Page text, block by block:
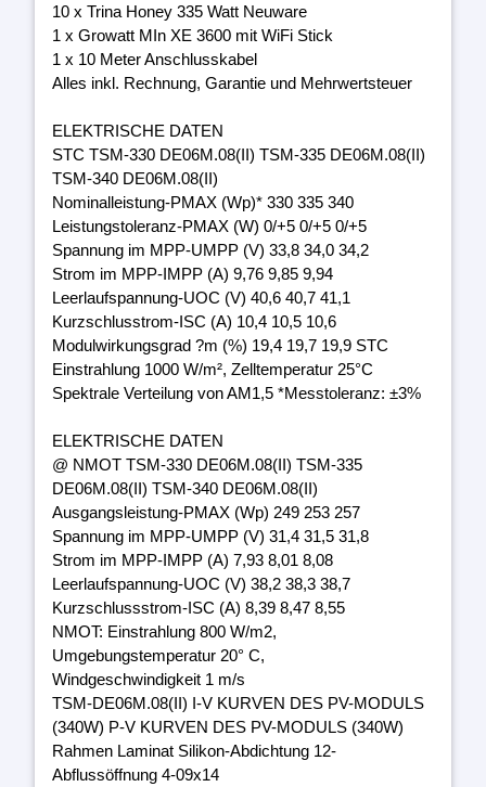
10 x Trina Honey 335 Watt Neuware
1 x Growatt MIn XE 3600 mit WiFi Stick
1 x 10 Meter Anschlusskabel
Alles inkl. Rechnung, Garantie und Mehrwertsteuer
ELEKTRISCHE DATEN
STC TSM-330 DE06M.08(II) TSM-335 DE06M.08(II)
TSM-340 DE06M.08(II)
Nominalleistung-PMAX (Wp)* 330 335 340
Leistungstoleranz-PMAX (W) 0/+5 0/+5 0/+5
Spannung im MPP-UMPP (V) 33,8 34,0 34,2
Strom im MPP-IMPP (A) 9,76 9,85 9,94
Leerlaufspannung-UOC (V) 40,6 40,7 41,1
Kurzschlusstrom-ISC (A) 10,4 10,5 10,6
Modulwirkungsgrad ?m (%) 19,4 19,7 19,9 STC
Einstrahlung 1000 W/m², Zelltemperatur 25°C
Spektrale Verteilung von AM1,5 *Messtoleranz: ±3%
ELEKTRISCHE DATEN
@ NMOT TSM-330 DE06M.08(II) TSM-335
DE06M.08(II) TSM-340 DE06M.08(II)
Ausgangsleistung-PMAX (Wp) 249 253 257
Spannung im MPP-UMPP (V) 31,4 31,5 31,8
Strom im MPP-IMPP (A) 7,93 8,01 8,08
Leerlaufspannung-UOC (V) 38,2 38,3 38,7
Kurzschlussstrom-ISC (A) 8,39 8,47 8,55
NMOT: Einstrahlung 800 W/m2,
Umgebungstemperatur 20° C,
Windgeschwindigkeit 1 m/s
TSM-DE06M.08(II) I-V KURVEN DES PV-MODULS
(340W) P-V KURVEN DES PV-MODULS (340W)
Rahmen Laminat Silikon-Abdichtung 12-
Abflussöffnung 4-09x14